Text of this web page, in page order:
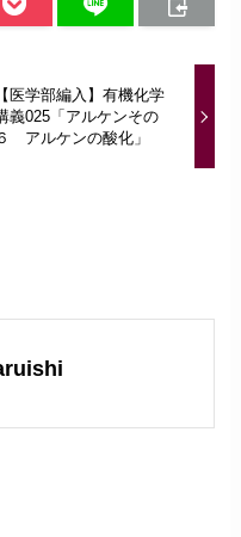
【医学部編入】有機化学
義025「アルケンその
アルケンの酸化」